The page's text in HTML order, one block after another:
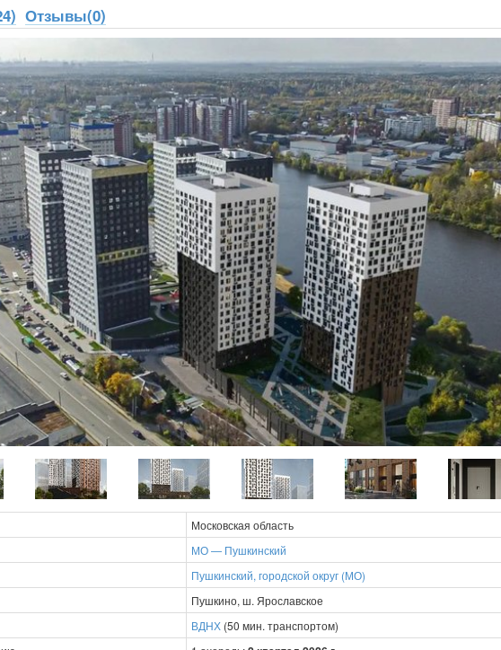
Отзывы(0)
Московская область
МО — Пушкинский
Пушкинский, городской округ (МО)
Пушкино, ш. Ярославское
ВДНХ (50 мин. транспортом)